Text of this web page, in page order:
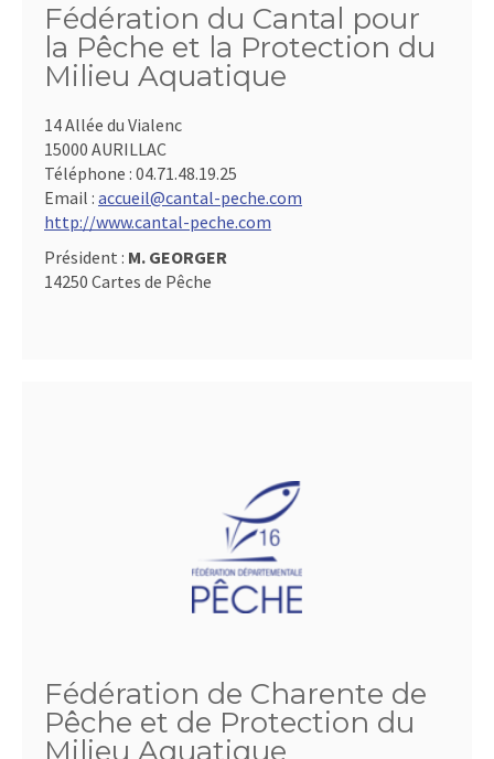
Fédération du Cantal pour
la Pêche et la Protection du
Milieu Aquatique
14 Allée du Vialenc
15000 AURILLAC
Téléphone : 04.71.48.19.25
Email : accueil@cantal-peche.com
http://www.cantal-peche.com
Président : M. GEORGER
14250 Cartes de Pêche
Fédération de Charente de
Pêche et de Protection du
Milieu Aquatique